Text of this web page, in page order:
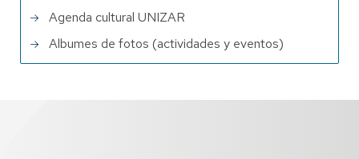
Agenda cultural UNIZAR
Albumes de fotos (actividades y eventos)